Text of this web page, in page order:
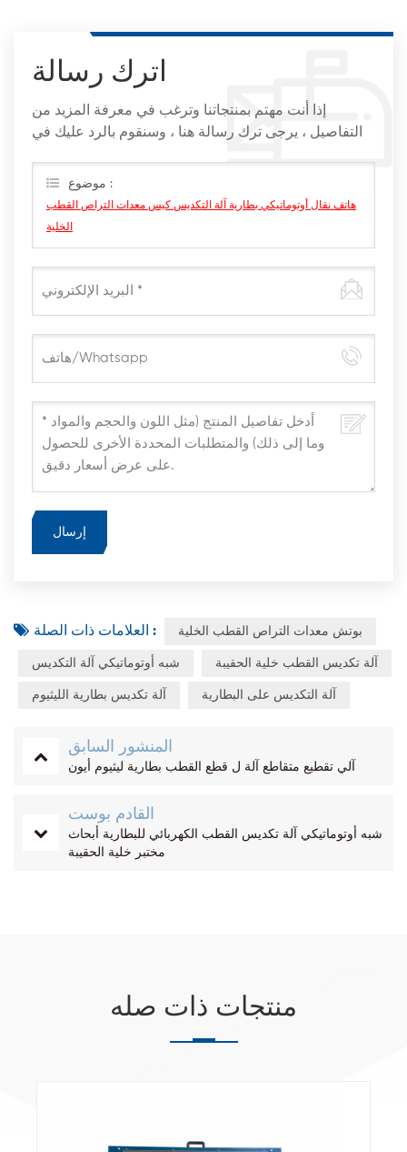
اترك رسالة
إذا أنت مهتم بمنتجاتنا وترغب في معرفة المزيد من
التفاصيل ، يرجى ترك رسالة هنا ، وسنقوم بالرد عليك في
موضوع :
هاتف نقال أوتوماتيكي بطارية آلة التكديس كيس معدات التراص القطب
الخلية
العلامات ذات الصلة : بوتش معدات التراص القطب الخلية
شبه أوتوماتيكي آلة التكديس آلة تكديس القطب خلية الحقيبة
آلة تكديس بطارية الليثيوم آلة التكديس على البطارية
المنشور السابق
آلي تقطيع متقاطع آلة ل قطع القطب بطارية ليثيوم أيون
القادم بوست
شبه أوتوماتيكي آلة تكديس القطب الكهربائي للبطارية أبحاث
مختبر خلية الحقيبة
منتجات ذات صله